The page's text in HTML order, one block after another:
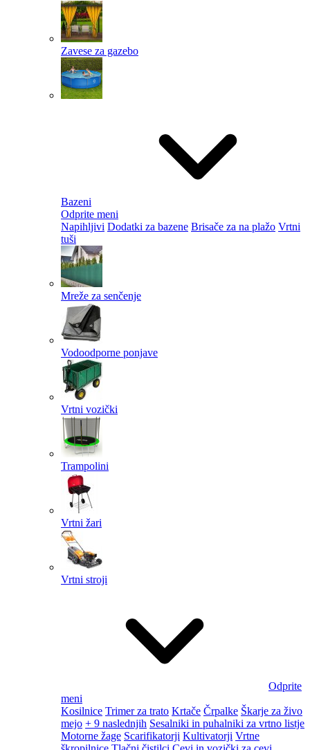
Zavese za gazebo
Bazeni
Odprite meni
Napihljivi Dodatki za bazene Brisače za na plažo Vrtni
tuši
Mreže za senčenje
Vodoodporne ponjave
Vrtni vozički
Trampolini
Vrtni žari
Vrtni stroji
Odprite
meni
Kosilnice Trimer za trato Krtače Črpalke Škarje za živo
mejo + 9 naslednjih Sesalniki in puhalniki za vrtno listje
Motorne žage Scarifikatorji Kultivatorji Vrtne